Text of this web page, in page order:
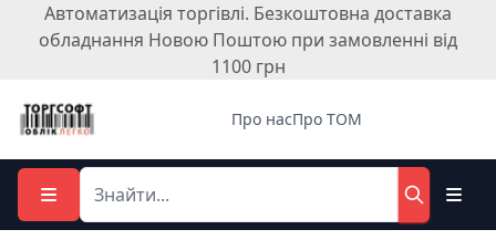
Автоматизація торгівлі. Безкоштовна доставка
обладнання Новою Поштою при замовленні від
1100 грн
Про насПро ТОМ